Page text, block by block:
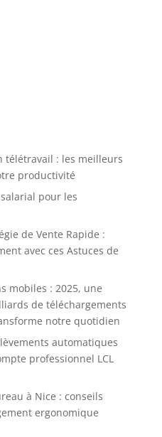
télétravail : les meilleurs
productivité
pour les
de Vente Rapide :
avec ces Astuces de
mobiles : 2025, une
de téléchargements
notre quotidien
automatiques
professionnel LCL
à Nice : conseils
ergonomique